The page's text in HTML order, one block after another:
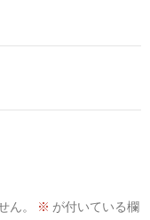
ん。 ※ が付いている欄